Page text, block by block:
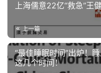
上海儒意22亿“救急”王
上一篇
“最佳睡眠时间”出炉！
这几个时间！